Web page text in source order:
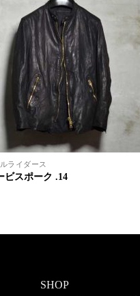
ライダース
ビスポーク .14
SHOP